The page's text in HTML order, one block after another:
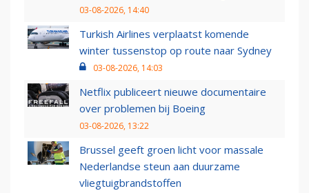
03-08-2026, 14:40
Turkish Airlines verplaatst komende
winter tussenstop op route naar Sydney
03-08-2026, 14:03
Netflix publiceert nieuwe documentaire
over problemen bij Boeing
03-08-2026, 13:22
Brussel geeft groen licht voor massale
Nederlandse steun aan duurzame
vliegtuigbrandstoffen